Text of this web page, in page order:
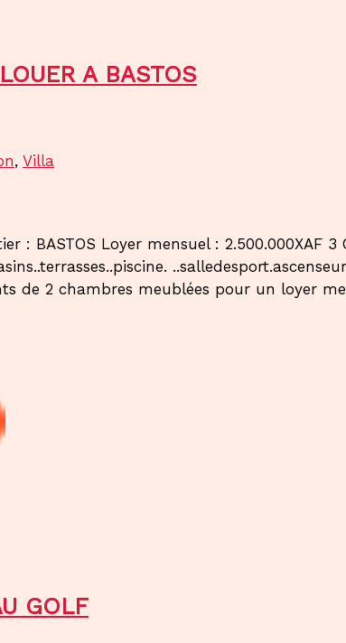
A BASTOS
, Villa
: BASTOS Loyer mensuel :
de 2 chambres meublées pour un loyer
GOLF